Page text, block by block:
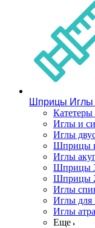
Шприцы Иглы
Иглы и
Иглы
Шприцы
Иглы
Шприцы
Шприцы
Иглы
Иглы для
Иглы
Еще